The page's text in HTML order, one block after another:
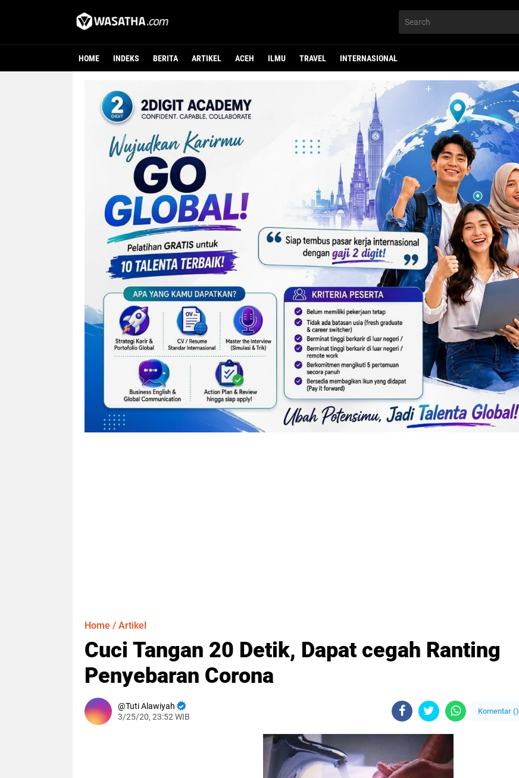
HOME INDEKS BERITA ARTIKEL ACEH ILMU TRAVEL INTERNASIONAL
Home / Artikel
Cuci Tangan 20 Detik, Dapat cegah Ranting
Penyebaran Corona
Tuti Alawiyah
3/25/20, 23:52 WIB
Komentar ()